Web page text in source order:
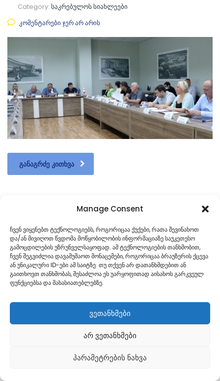
Manage Consent
ჩვენ ვიყენებთ ტექნოლოგიებს, როგორიცაა ქუქები, რათა შევინახოთ
და/ან მივიღოთ წვდომა მოწყობილობის ინფორმაციაზე საუკეთესო
გამოცდილების უზრუნველსაყოფად. ამ ტექნოლოგიების თანხმობით,
ჩვენ შეგვიძლია დავამუშაოთ მონაცემები, როგორიცაა ბრაუზერის ქცევა
ან უნიკალური ID-ები ამ საიტზე. თუ თქვენ არ დათანხმდებით ან
გაითხოვთ თანხმობას, შესაძლოა ეს უარყოფითად აისახოს გარკვეულ
ფუნქციებსა და მახასიათებლებზე.
ვეთანხმები
არ ვეთანხმები
პარამეტრების ნახვა
Category: საკრებულოს სიახლეები
კომენტარები ჯერ არ არის
ᲒᲐᲜᲐᲒᲠᲫᲔ ᲙᲘᲗᲮᲕᲐ
1 116 117 118 119
120
…
181
Georgian